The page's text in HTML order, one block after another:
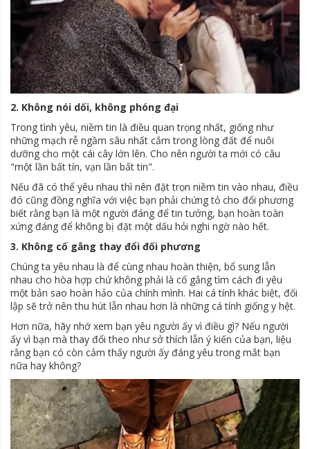
2. Không nói dối, không phóng đại
Trong tình yêu, niềm tin là điều quan trọng nhất, giống như
những mạch rễ ngầm sâu nhất cắm trong lòng đất để nuôi
dưỡng cho một cái cây lớn lên. Cho nên người ta mới có câu
"một lần bất tín, vạn lần bất tin".
Nếu đã có thể yêu nhau thì nên đặt trọn niềm tin vào nhau, điều
đó cũng đồng nghĩa với việc bạn phải chứng tỏ cho đối phương
biết rằng bạn là một người đáng để tin tưởng, bạn hoàn toàn
xứng đáng để không bị đặt một dấu hỏi nghi ngờ nào hết.
3. Không cố gắng thay đổi đối phương
Chúng ta yêu nhau là để cùng nhau hoàn thiện, bổ sung lẫn
nhau cho hòa hợp chứ không phải là cố gắng tìm cách đi yêu
một bản sao hoàn hảo của chính mình. Hai cá tính khác biệt, đối
lập sẽ trở nên thu hút lẫn nhau hơn là những cá tính giống y hệt.
Hơn nữa, hãy nhớ xem bạn yêu người ấy vì điều gì? Nếu người
ấy vì bạn mà thay đổi theo như sở thích lẫn ý kiến của bạn, liệu
rằng bạn có còn cảm thấy người ấy đáng yêu trong mắt bạn
nữa hay không?